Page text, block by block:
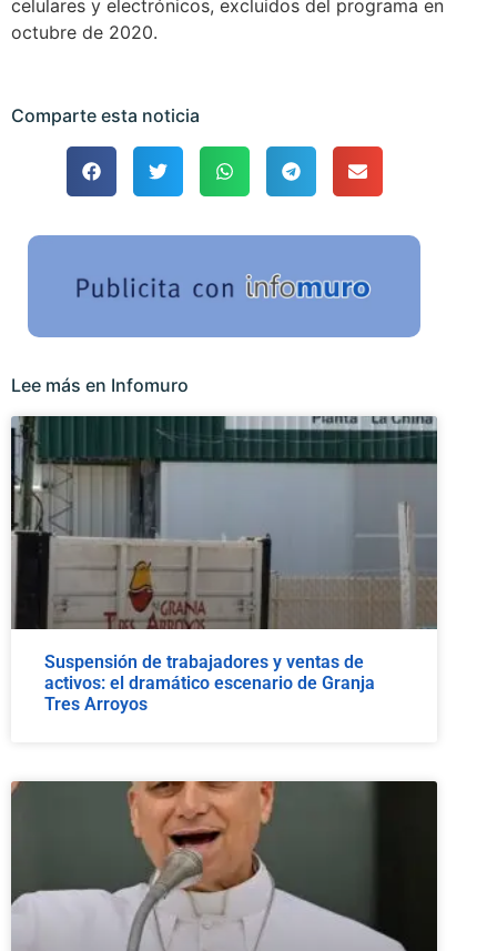
celulares y electrónicos, excluidos del programa en
octubre de 2020.
Comparte esta noticia
Lee más en Infomuro
Suspensión de trabajadores y ventas de
activos: el dramático escenario de Granja
Tres Arroyos